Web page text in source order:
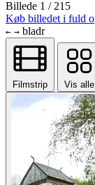
Billede 1 / 215
Køb billedet i fuld
← → bladr
Filmstrip Vis alle